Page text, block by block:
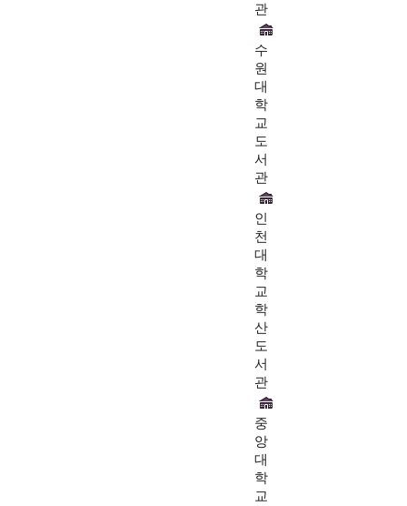
관
수
원
대
학
교
도
서
관
인
천
대
학
교
학
산
도
서
관
중
앙
대
학
교